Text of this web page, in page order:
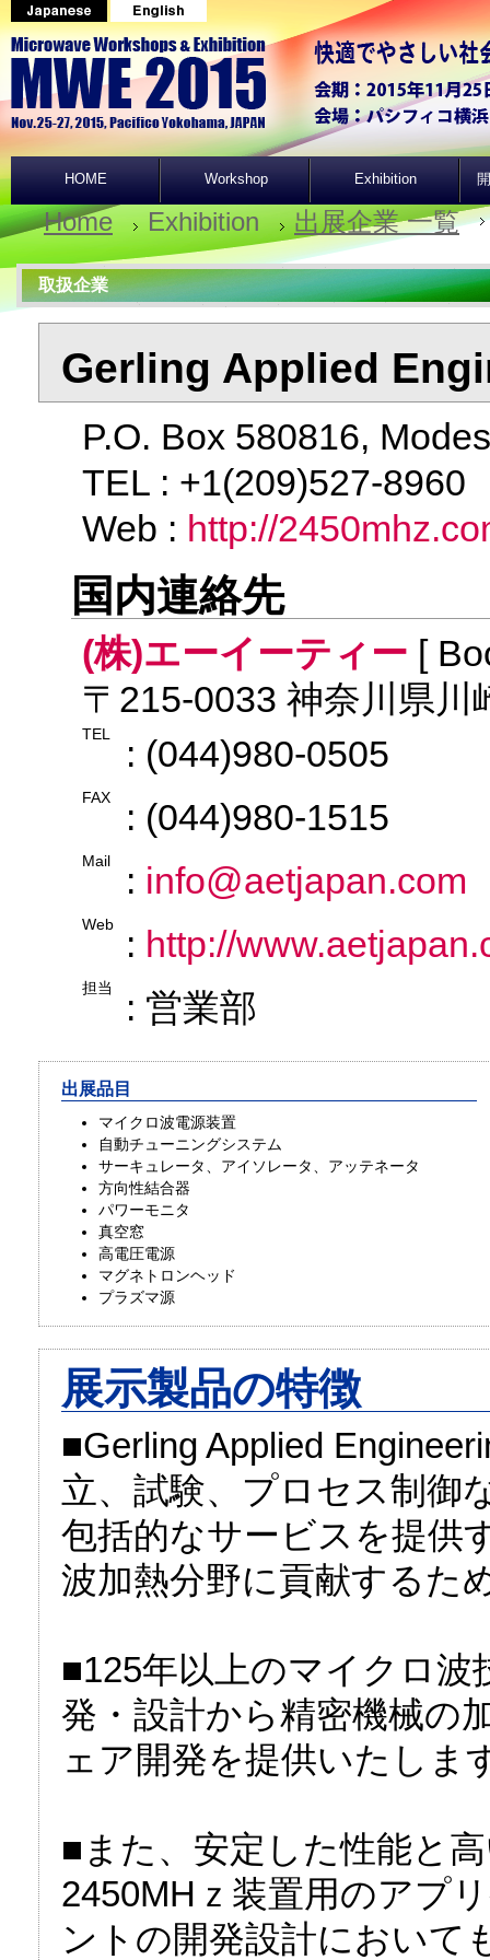
HOME Workshop Exhibition
Home Exhibition 出展企業 一覧
取扱企業
Gerling Applied
P.O. Box 580816,
TEL : +1(209)527-
Web : http://
国内連絡先
(株)エーイーティー [
〒215-0033 神奈川県川
TEL : (044)980-0505
FAX : (044)980-1515
Mail : info@aetjapan.com
Web : http://
担当 : 営業部
出展品目
マイクロ波電源装置
自動チューニングシステム
サーキュレータ、アイソレータ、アッテネータ
方向性結合器
パワーモニタ
真空窓
高電圧電源
マグネトロンヘッド
プラズマ源
展示製品の特徴
■Gerling Applied
立、試験、プロセス制御
包括的なサービスを提供
波加熱分野に貢献するた
■125年以上のマイクロ波
発・設計から精密機械の
ェア開発を提供いたしま
■また、安定した性能と
2450MHｚ装置用のアプ
ントの開発設計において